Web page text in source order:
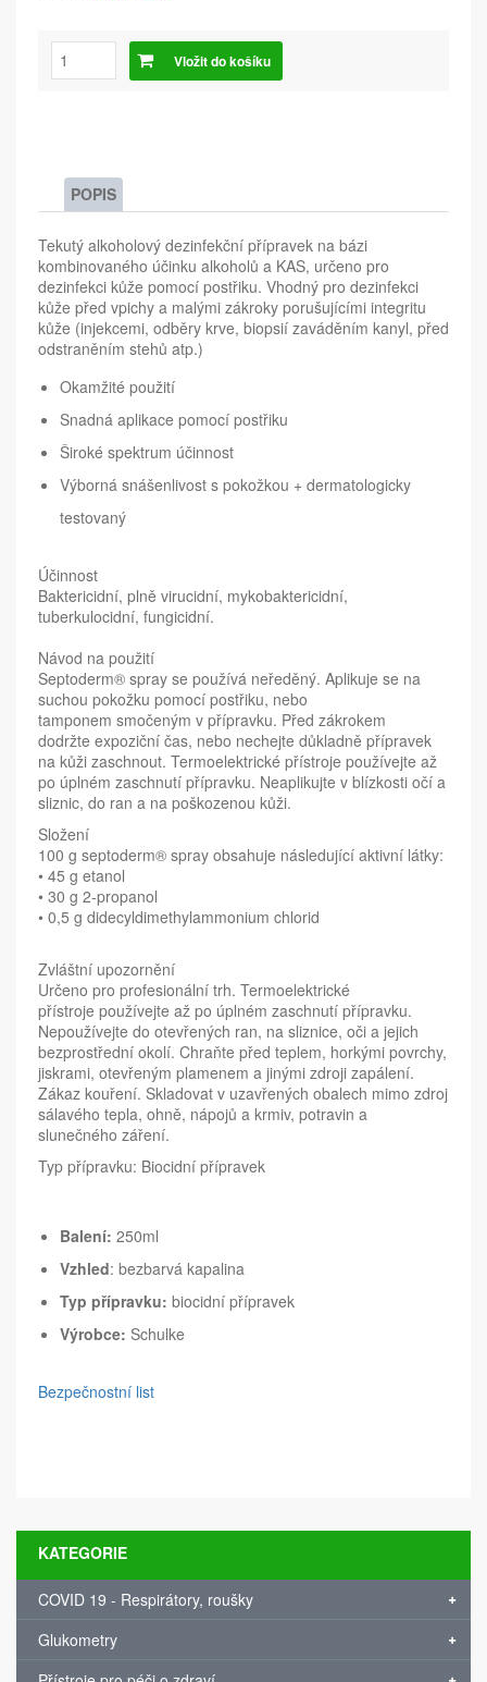
Vložit do košíku
POPIS
Tekutý alkoholový dezinfekční přípravek na bázi
kombinovaného účinku alkoholů a KAS, určeno pro
dezinfekci kůže pomocí postřiku. Vhodný pro dezinfekci
kůže před vpichy a malými zákroky porušujícími integritu
kůže (injekcemi, odběry krve, biopsií zaváděním kanyl, před
odstraněním stehů atp.)
Okamžité použití
Snadná aplikace pomocí postřiku
Široké spektrum účinnost
Výborná snášenlivost s pokožkou + dermatologicky
testovaný
Účinnost
Baktericidní, plně virucidní, mykobaktericidní,
tuberkulocidní, fungicidní.
Návod na použití
Septoderm® spray se používá neředěný. Aplikuje se na
suchou pokožku pomocí postřiku, nebo
tamponem smočeným v přípravku. Před zákrokem
dodržte expoziční čas, nebo nechejte důkladně přípravek
na kůži zaschnout. Termoelektrické přístroje používejte až
po úplném zaschnutí přípravku. Neaplikujte v blízkosti očí a
sliznic, do ran a na poškozenou kůži.
Složení
100 g septoderm® spray obsahuje následující aktivní látky:
• 45 g etanol
• 30 g 2-propanol
• 0,5 g didecyldimethylammonium chlorid
Zvláštní upozornění
Určeno pro profesionální trh. Termoelektrické
přístroje používejte až po úplném zaschnutí přípravku.
Nepoužívejte do otevřených ran, na sliznice, oči a jejich
bezprostřední okolí. Chraňte před teplem, horkými povrchy,
jiskrami, otevřeným plamenem a jinými zdroji zapálení.
Zákaz kouření. Skladovat v uzavřených obalech mimo zdroj
sálavého tepla, ohně, nápojů a krmiv, potravin a
slunečného záření.
Typ přípravku: Biocidní přípravek
Balení: 250ml
Vzhled: bezbarvá kapalina
Typ přípravku: biocidní přípravek
Výrobce: Schulke
Bezpečnostní list
KATEGORIE
COVID 19 - Respirátory, roušky
Glukometry